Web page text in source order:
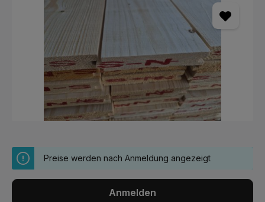
Preise werden nach Anmeldung angezeigt
Anmelden